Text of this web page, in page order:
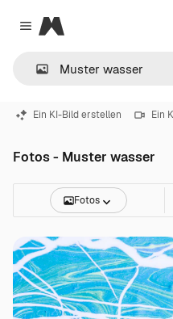
Close menu
Magnific
Ein KI-Bild erstellen Ein
Fotos - Muster wasser
Fotos